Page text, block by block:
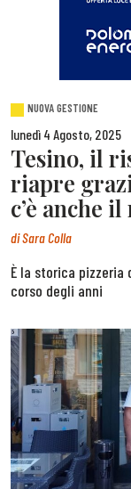
NUOVA GESTIONE
lunedì 4 Agosto, 2025
Tesino, il
riapre
c’è anche
diSara Colla
È la storica
corso degli anni